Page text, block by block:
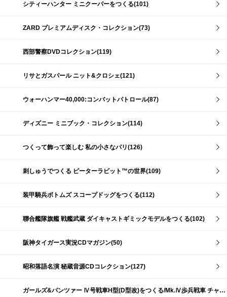
シティーハンター ミニクーパーをつくる(101)
ZARD プレミアムディスク・コレクション(73)
西部警察DVDコレクション(119)
リサとガスパール ニット&クロシェ(121)
ウォーハンマー40,000:コンバットパトロール(87)
ディズニー ミニブック・コレクション(114)
つくって飾って楽しむ 私の小さなパリ(126)
刺しゅうでつくる ピーターラビット™の世界(109)
装甲騎兵ボトムズ スコープドッグをつくる(112)
聯合艦隊旗艦 戦艦武蔵 ダイキャストギミックモデルをつくる(102)
阪神タイガース実況CDマガジン(50)
昭和落語名演 秘蔵音源CDコレクション(127)
ガールズ&パンツァー Ⅳ号戦車H型(D型改)をつくる/Mk.Ⅳ歩兵戦車 チャーチルMk.Ⅶをつくる(191)